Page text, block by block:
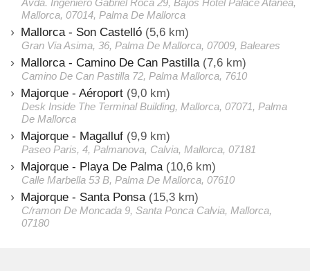
Mallorca, 07014, Palma De Mallorca
Mallorca - Son Castelló (5,6 km)
Gran Via Asima, 36, Palma De Mallorca, 07009, Baleares
Mallorca - Camino De Can Pastilla (7,6 km)
Camino De Can Pastilla 72, Palma Mallorca, 7610
Majorque - Aéroport (9,0 km)
Desk Inside The Terminal Building, Mallorca, 07071, Palma
De Mallorca
Majorque - Magalluf (9,9 km)
Paseo Paris, 4, Palmanova, Calvia, Mallorca, 07181
Majorque - Playa De Palma (10,6 km)
Calle Marbella 53 B, Palma De Mallorca, 07610
Majorque - Santa Ponsa (15,3 km)
C/ramon De Moncada 9, Santa Ponca Calvia, Mallorca,
07180